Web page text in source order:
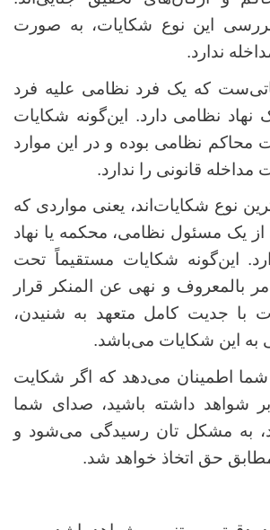
این نوع شکایات، به صورت
ندارد.
که یک فرد نظامی علیه فرد
نهاد نظامی دارد. این‌گونه شکایات
محاکم نظامی بوده و در این موارد
قانونی را ندارد.
نوع شکایات‌اند، یعنی مواردی که
یک مسئول نظامی، محکمه یا نهاد
این‌گونه شکایات مستقیماً تحت
بالمعروف و نهی عن المنکر قرار
با جدیت کامل متعهد به شنیدن،
به این شکایات می‌باشد.
اطمینان می‌دهد که اگر شکایت
شواهد داشته باشید، صدای شما
به مشکل ‌تان رسیدگی می‌شود و
حق اتخاذ خواهد شد.